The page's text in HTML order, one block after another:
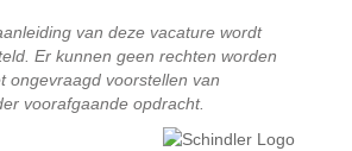
van deze vacature wordt
Er kunnen geen rechten worden
ongevraagd voorstellen van
voorafgaande opdracht.